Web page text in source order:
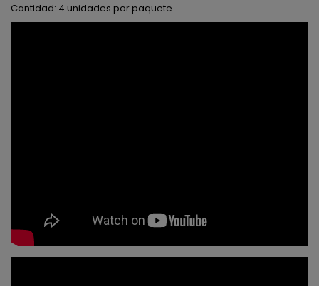
Cantidad: 4 unidades por paquete